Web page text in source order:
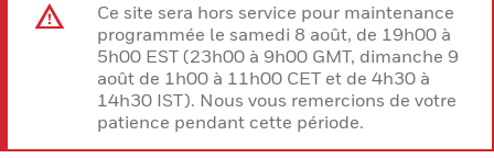
Ce site sera hors service pour maintenance
programmée le samedi 8 août, de 19h00 à
5h00 EST (23h00 à 9h00 GMT, dimanche 9
août de 1h00 à 11h00 CET et de 4h30 à
14h30 IST). Nous vous remercions de votre
patience pendant cette période.